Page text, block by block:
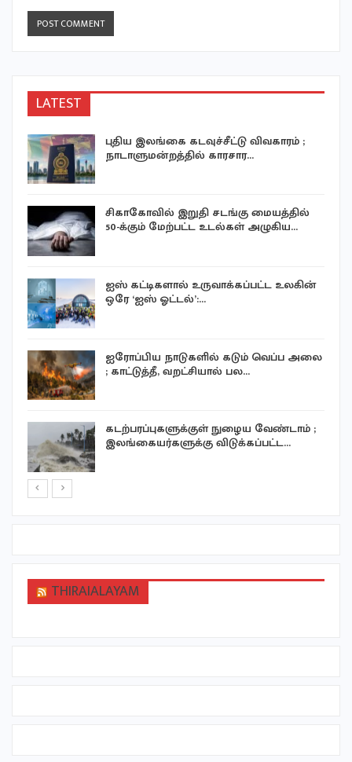
LATEST
புதிய இலங்கை கடவுச்சீட்டு விவகாரம் ;
நாடாளுமன்றத்தில் காரசார…
சிகாகோவில் இறுதி சடங்கு மையத்தில்
50-க்கும் மேற்பட்ட உடல்கள் அழுகிய…
ஐஸ் கட்டிகளால் உருவாக்கப்பட்ட உலகின்
ஒரே ‘ஐஸ் ஓட்டல்’:…
ஐரோப்பிய நாடுகளில் கடும் வெப்ப அலை
; காட்டுத்தீ, வறட்சியால் பல…
கடற்பரப்புகளுக்குள் நுழைய வேண்டாம் ;
இலங்கையர்களுக்கு விடுக்கப்பட்ட…
THIRAIALAYAM